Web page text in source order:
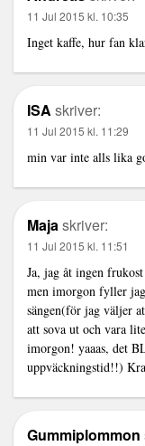
11 Jul 2015 kl. 10:35
Inget kaffe, hur fan
ISA skriver:
11 Jul 2015 kl. 11:29
min var inte alls lika
Maja skriver:
11 Jul 2015 kl. 11:51
Ja, jag åt ingen
men imorgon fyller
sängen(för jag väljer
att sova ut och vara
imorgon! yaaas, det
uppväckningstid!!)
Gummiplommon